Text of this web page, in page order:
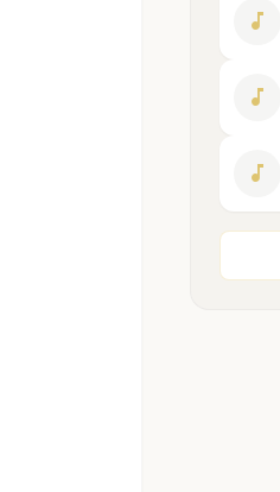
music_note
music_note
music_note